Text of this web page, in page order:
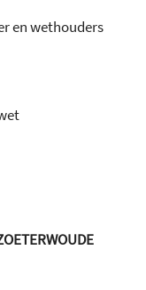
en wethouders